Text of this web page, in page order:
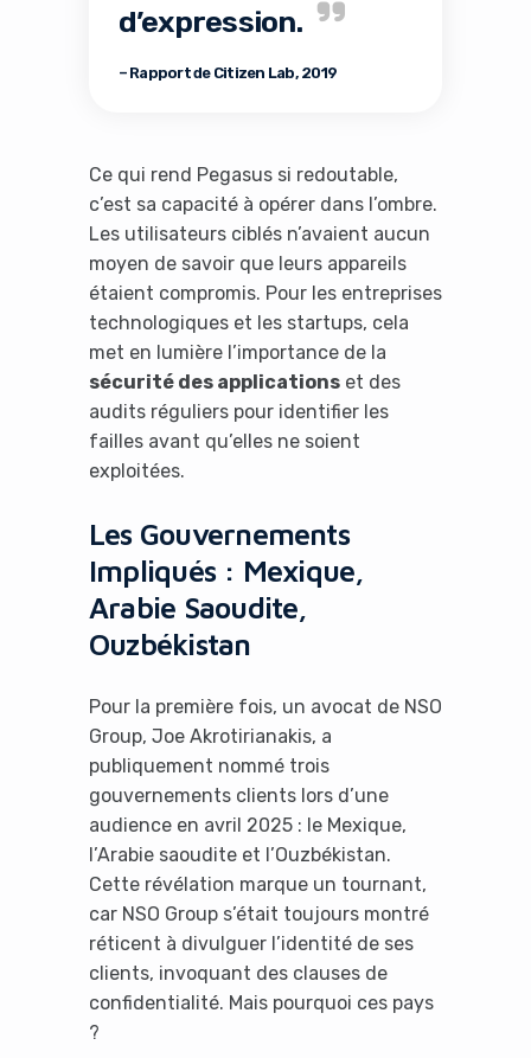
d’expression.
– Rapport de Citizen Lab, 2019
Ce qui rend Pegasus si redoutable,
c’est sa capacité à opérer dans l’ombre.
Les utilisateurs ciblés n’avaient aucun
moyen de savoir que leurs appareils
étaient compromis. Pour les entreprises
technologiques et les startups, cela
met en lumière l’importance de la
sécurité des applicationset des
audits réguliers pour identifier les
failles avant qu’elles ne soient
exploitées.
Les Gouvernements
Impliqués : Mexique,
Arabie Saoudite,
Ouzbékistan
Pour la première fois, un avocat de NSO
Group, Joe Akrotirianakis, a
publiquement nommé trois
gouvernements clients lors d’une
audience en avril 2025 : le Mexique,
l’Arabie saoudite et l’Ouzbékistan.
Cette révélation marque un tournant,
car NSO Group s’était toujours montré
réticent à divulguer l’identité de ses
clients, invoquant des clauses de
confidentialité. Mais pourquoi ces pays
?